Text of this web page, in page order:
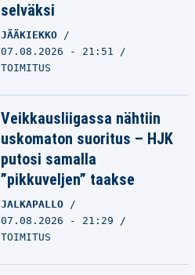
selväksi
JÄÄKIEKKO
07.08.2026 - 21:51
TOIMITUS
Veikkausliigassa nähtiin
uskomaton suoritus – HJK
putosi samalla
”pikkuveljen” taakse
JALKAPALLO
07.08.2026 - 21:29
TOIMITUS